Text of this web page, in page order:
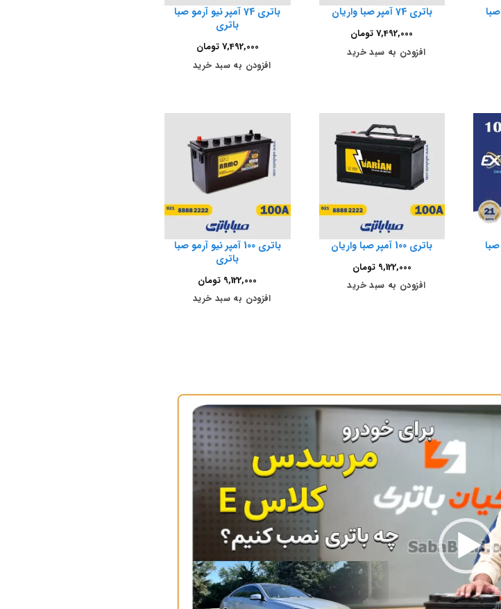
باتری 74 آمپر صبا واریان
7,492,000 تومان
افزودن به سبد خرید
باتری 74 آمپر نیو آرمو صبا
باتری
7,492,000تومان
افزودن به سبد خرید
باتری 100 آمپر صبا واریان
9,122,000 تومان
افزودن به سبد خرید
باتری 100 آمپر نیو آرمو صبا
باتری
9,122,000 تومان
افزودن به سبد خرید
ویدیو